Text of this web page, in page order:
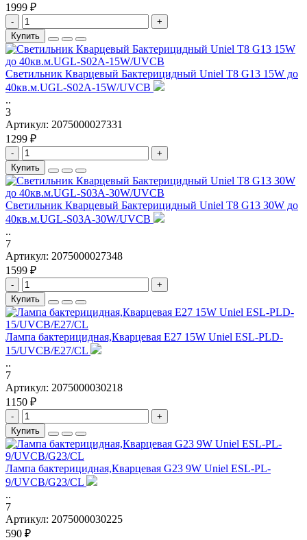
1999 ₽
-
+
Купить
Светильник Кварцевый Бактерицидный Uniel T8 G13 15W до
40кв.м.UGL-S02A-15W/UVCB
..
3
Артикул: 2075000027331
1299 ₽
-
+
Купить
Светильник Кварцевый Бактерицидный Uniel T8 G13 30W до
40кв.м.UGL-S03A-30W/UVCB
..
7
Артикул: 2075000027348
1599 ₽
-
+
Купить
Лампа бактерицидная,Кварцевая E27 15W Uniel ESL-PLD-
15/UVCB/E27/CL
..
7
Артикул: 2075000030218
1150 ₽
-
+
Купить
Лампа бактерицидная,Кварцевая G23 9W Uniel ESL-PL-
9/UVCB/G23/CL
..
7
Артикул: 2075000030225
590 ₽